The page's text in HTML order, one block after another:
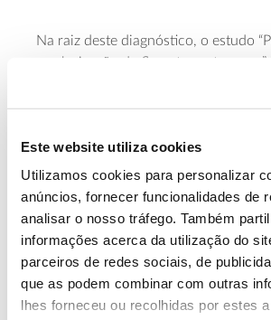
Este website utiliza cookies
Utilizamos cookies para personalizar
anúncios, fornecer funcionalidades de
analisar o nosso tráfego. Também
informações acerca da utilização do
parceiros de redes sociais, de
que as podem combinar com outras
lhes forneceu ou recolhidas por estes
Na raiz deste diagnóstico, o estudo
a valorização da floresta portuguesa”
direto da produção florestal é baixo,
menos de 7%) e que os riscos
reduzem a atratividade para investir,
externalidades e serviços indiretos,
serviços de ecossistema, têm um
no valor indireto gerado pela
vertente de serviços continuar a
condiciona o retorno. Só a vertente